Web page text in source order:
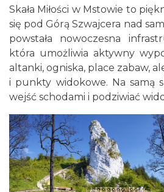
Skała Miłości w Mstowie to
się pod Górą Szwajcera nad
powstała nowoczesna
która umożliwia aktywny
altanki, ogniska, place zabaw,
i punkty widokowe. Na samą
wejść schodami i podziwiać